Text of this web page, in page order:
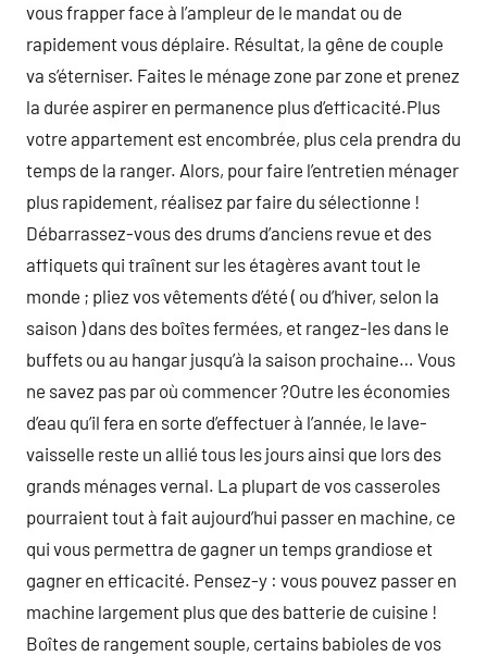
vous frapper face à l’ampleur de le mandat ou de
rapidement vous déplaire. Résultat, la gêne de couple
va s’éterniser. Faites le ménage zone par zone et prenez
la durée aspirer en permanence plus d’efficacité.Plus
votre appartement est encombrée, plus cela prendra du
temps de la ranger. Alors, pour faire l’entretien ménager
plus rapidement, réalisez par faire du sélectionne !
Débarrassez-vous des drums d’anciens revue et des
affiquets qui traînent sur les étagères avant tout le
monde ; pliez vos vêtements d’été ( ou d’hiver, selon la
saison ) dans des boîtes fermées, et rangez-les dans le
buffets ou au hangar jusqu’à la saison prochaine… Vous
ne savez pas par où commencer ?Outre les économies
d’eau qu’il fera en sorte d’effectuer à l’année, le lave-
vaisselle reste un allié tous les jours ainsi que lors des
grands ménages vernal. La plupart de vos casseroles
pourraient tout à fait aujourd’hui passer en machine, ce
qui vous permettra de gagner un temps grandiose et
gagner en efficacité. Pensez-y : vous pouvez passer en
machine largement plus que des batterie de cuisine !
Boîtes de rangement souple, certains babioles de vos